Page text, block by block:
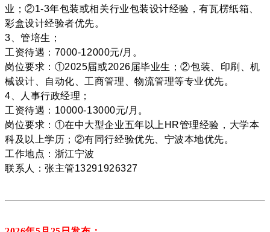
业；②1-3年包装或相关行业包装设计经验，有瓦楞纸箱、
彩盒设计经验者优先。
3、管培生；
工资待遇：7000-12000元/月。
岗位要求：①2025届或2026届毕业生；②包装、印刷、机
械设计、自动化、工商管理、物流管理等专业优先。
4、人事行政经理；
工资待遇：10000-13000元/月。
岗位要求：①在中大型企业五年以上HR管理经验，大学本
科及以上学历；②有同行经验优先、宁波本地优先。
工作地点：浙江宁波
联系人：张主管13291926327